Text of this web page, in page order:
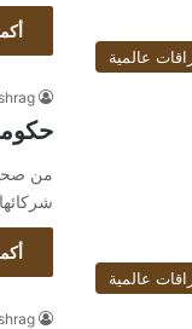
عالمية
عالمية